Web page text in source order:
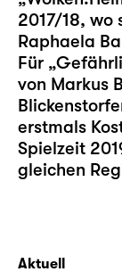
2017/18, wo
Raphaela
Für
von Markus
erstmals
Spielzeit
gleichen
Aktuell